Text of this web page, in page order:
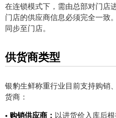
在连锁模式下，需由总部对门店
门店的供应商信息必须完全一致
同步至门店。
供货商类型
银豹生鲜称重行业目前支持购销
货商：
• 购销供应商： 以进货价入库后